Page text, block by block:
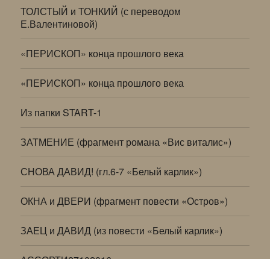
ТОЛСТЫЙ и ТОНКИЙ (с переводом
Е.Валентиновой)
«ПЕРИСКОП» конца прошлого века
«ПЕРИСКОП» конца прошлого века
Из папки START-1
ЗАТМЕНИЕ (фрагмент романа «Вис виталис»)
СНОВА ДАВИД! (гл.6-7 «Белый карлик»)
ОКНА и ДВЕРИ (фрагмент повести «Остров»)
ЗАЕЦ и ДАВИД (из повести «Белый карлик»)